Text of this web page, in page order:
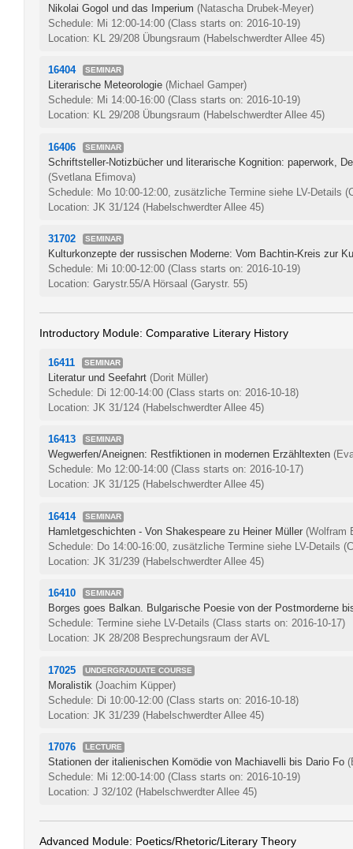
Nikolai Gogol und das Imperium (Natascha Drubek-Meyer)
Schedule: Mi 12:00-14:00 (Class starts on: 2016-10-19)
Location: KL 29/208 Übungsraum (Habelschwerdter Allee 45)
16404 SEMINAR
Literarische Meteorologie (Michael Gamper)
Schedule: Mi 14:00-16:00 (Class starts on: 2016-10-19)
Location: KL 29/208 Übungsraum (Habelschwerdter Allee 45)
16406 SEMINAR
Schriftsteller-Notizbücher und literarische Kognition: paperwork,
(Svetlana Efimova)
Schedule: Mo 10:00-12:00, zusätzliche Termine siehe LV-Details
Location: JK 31/124 (Habelschwerdter Allee 45)
31702 SEMINAR
Kulturkonzepte der russischen Moderne: Vom Bachtin-Kreis zur
Schedule: Mi 10:00-12:00 (Class starts on: 2016-10-19)
Location: Garystr.55/A Hörsaal (Garystr. 55)
Introductory Module: Comparative Literary History
16411 SEMINAR
Literatur und Seefahrt (Dorit Müller)
Schedule: Di 12:00-14:00 (Class starts on: 2016-10-18)
Location: JK 31/124 (Habelschwerdter Allee 45)
16413 SEMINAR
Wegwerfen/Aneignen: Restfiktionen in modernen Erzähltexten
Schedule: Mo 12:00-14:00 (Class starts on: 2016-10-17)
Location: JK 31/125 (Habelschwerdter Allee 45)
16414 SEMINAR
Hamletgeschichten - Von Shakespeare zu Heiner Müller (Wolfram
Schedule: Do 14:00-16:00, zusätzliche Termine siehe LV-Details
Location: JK 31/239 (Habelschwerdter Allee 45)
16410 SEMINAR
Borges goes Balkan. Bulgarische Poesie von der Postmorderne
Schedule: Termine siehe LV-Details (Class starts on: 2016-10-17)
Location: JK 28/208 Besprechungsraum der AVL
17025 UNDERGRADUATE COURSE
Moralistik (Joachim Küpper)
Schedule: Di 10:00-12:00 (Class starts on: 2016-10-18)
Location: JK 31/239 (Habelschwerdter Allee 45)
17076 LECTURE
Stationen der italienischen Komödie von Machiavelli bis Dario Fo
Schedule: Mi 12:00-14:00 (Class starts on: 2016-10-19)
Location: J 32/102 (Habelschwerdter Allee 45)
Advanced Module: Poetics/Rhetoric/Literary Theory